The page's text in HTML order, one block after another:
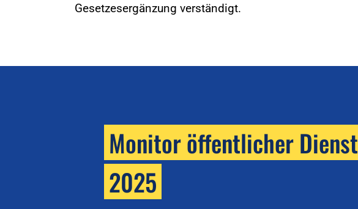
Gesetzesergänzung verständigt.
Monitor öffentlicher Dienst
2025